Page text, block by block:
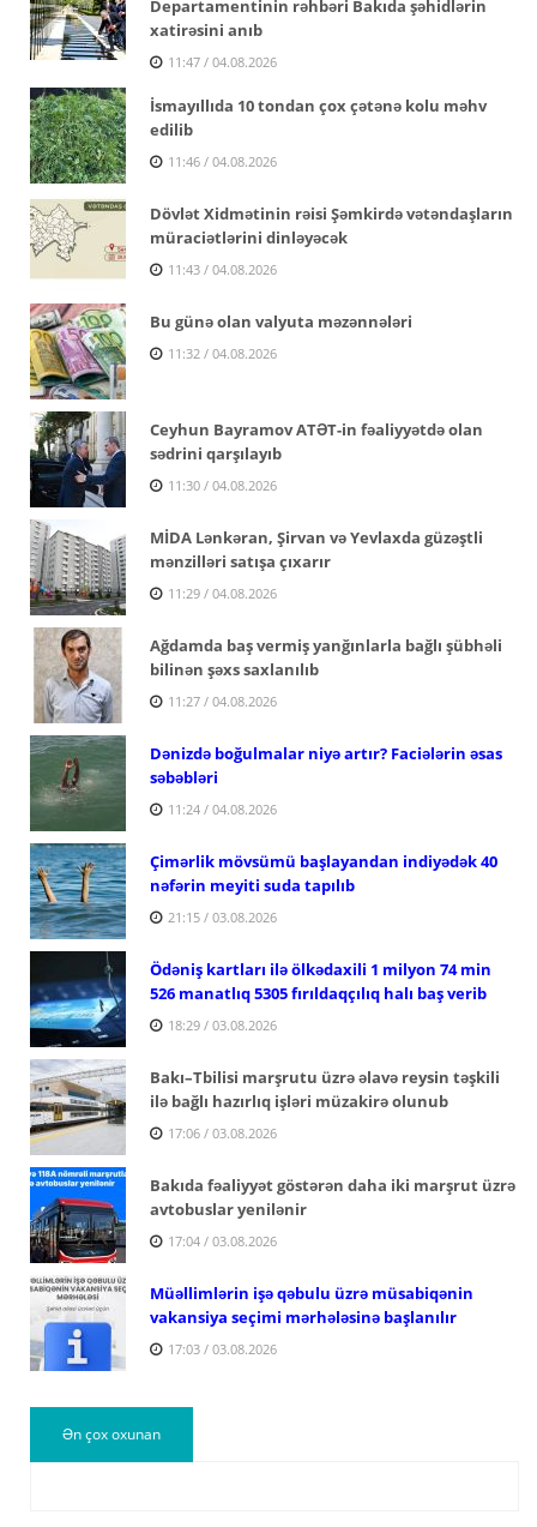
Departamentinin rəhbəri Bakıda şəhidlərin
xatirəsini anıb
11:47 / 04.08.2026
İsmayıllıda 10 tondan çox çətənə kolu məhv
edilib
11:46 / 04.08.2026
Dövlət Xidmətinin rəisi Şəmkirdə vətəndaşların
müraciətlərini dinləyəcək
11:43 / 04.08.2026
Bu günə olan valyuta məzənnələri
11:32 / 04.08.2026
Ceyhun Bayramov ATƏT-in fəaliyyətdə olan
sədrini qarşılayıb
11:30 / 04.08.2026
MİDA Lənkəran, Şirvan və Yevlaxda güzəştli
mənzilləri satışa çıxarır
11:29 / 04.08.2026
Ağdamda baş vermiş yanğınlarla bağlı şübhəli
bilinən şəxs saxlanılıb
11:27 / 04.08.2026
Dənizdə boğulmalar niyə artır? Faciələrin əsas
səbəbləri
11:24 / 04.08.2026
Çimərlik mövsümü başlayandan indiyədək 40
nəfərin meyiti suda tapılıb
21:15 / 03.08.2026
Ödəniş kartları ilə ölkədaxili 1 milyon 74 min
526 manatlıq 5305 fırıldaqçılıq halı baş verib
18:29 / 03.08.2026
Bakı–Tbilisi marşrutu üzrə əlavə reysin təşkili
ilə bağlı hazırlıq işləri müzakirə olunub
17:06 / 03.08.2026
Bakıda fəaliyyət göstərən daha iki marşrut üzrə
avtobuslar yenilənir
17:04 / 03.08.2026
Müəllimlərin işə qəbulu üzrə müsabiqənin
vakansiya seçimi mərhələsinə başlanılır
17:03 / 03.08.2026
Ən çox oxunan